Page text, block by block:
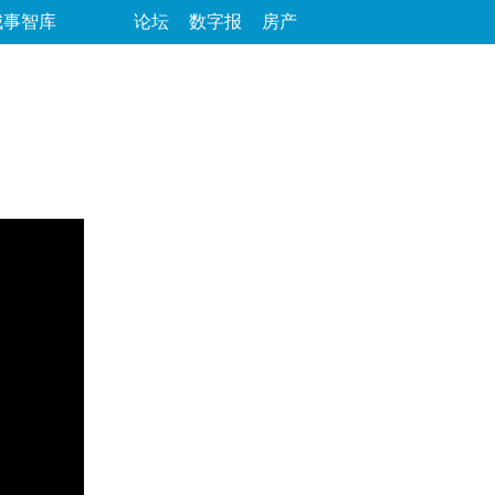
事智库 论坛 数字报 房产